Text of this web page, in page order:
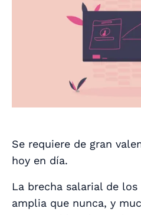
Se requiere de gran
hoy en día.
La brecha salarial de
amplia que nunca, y